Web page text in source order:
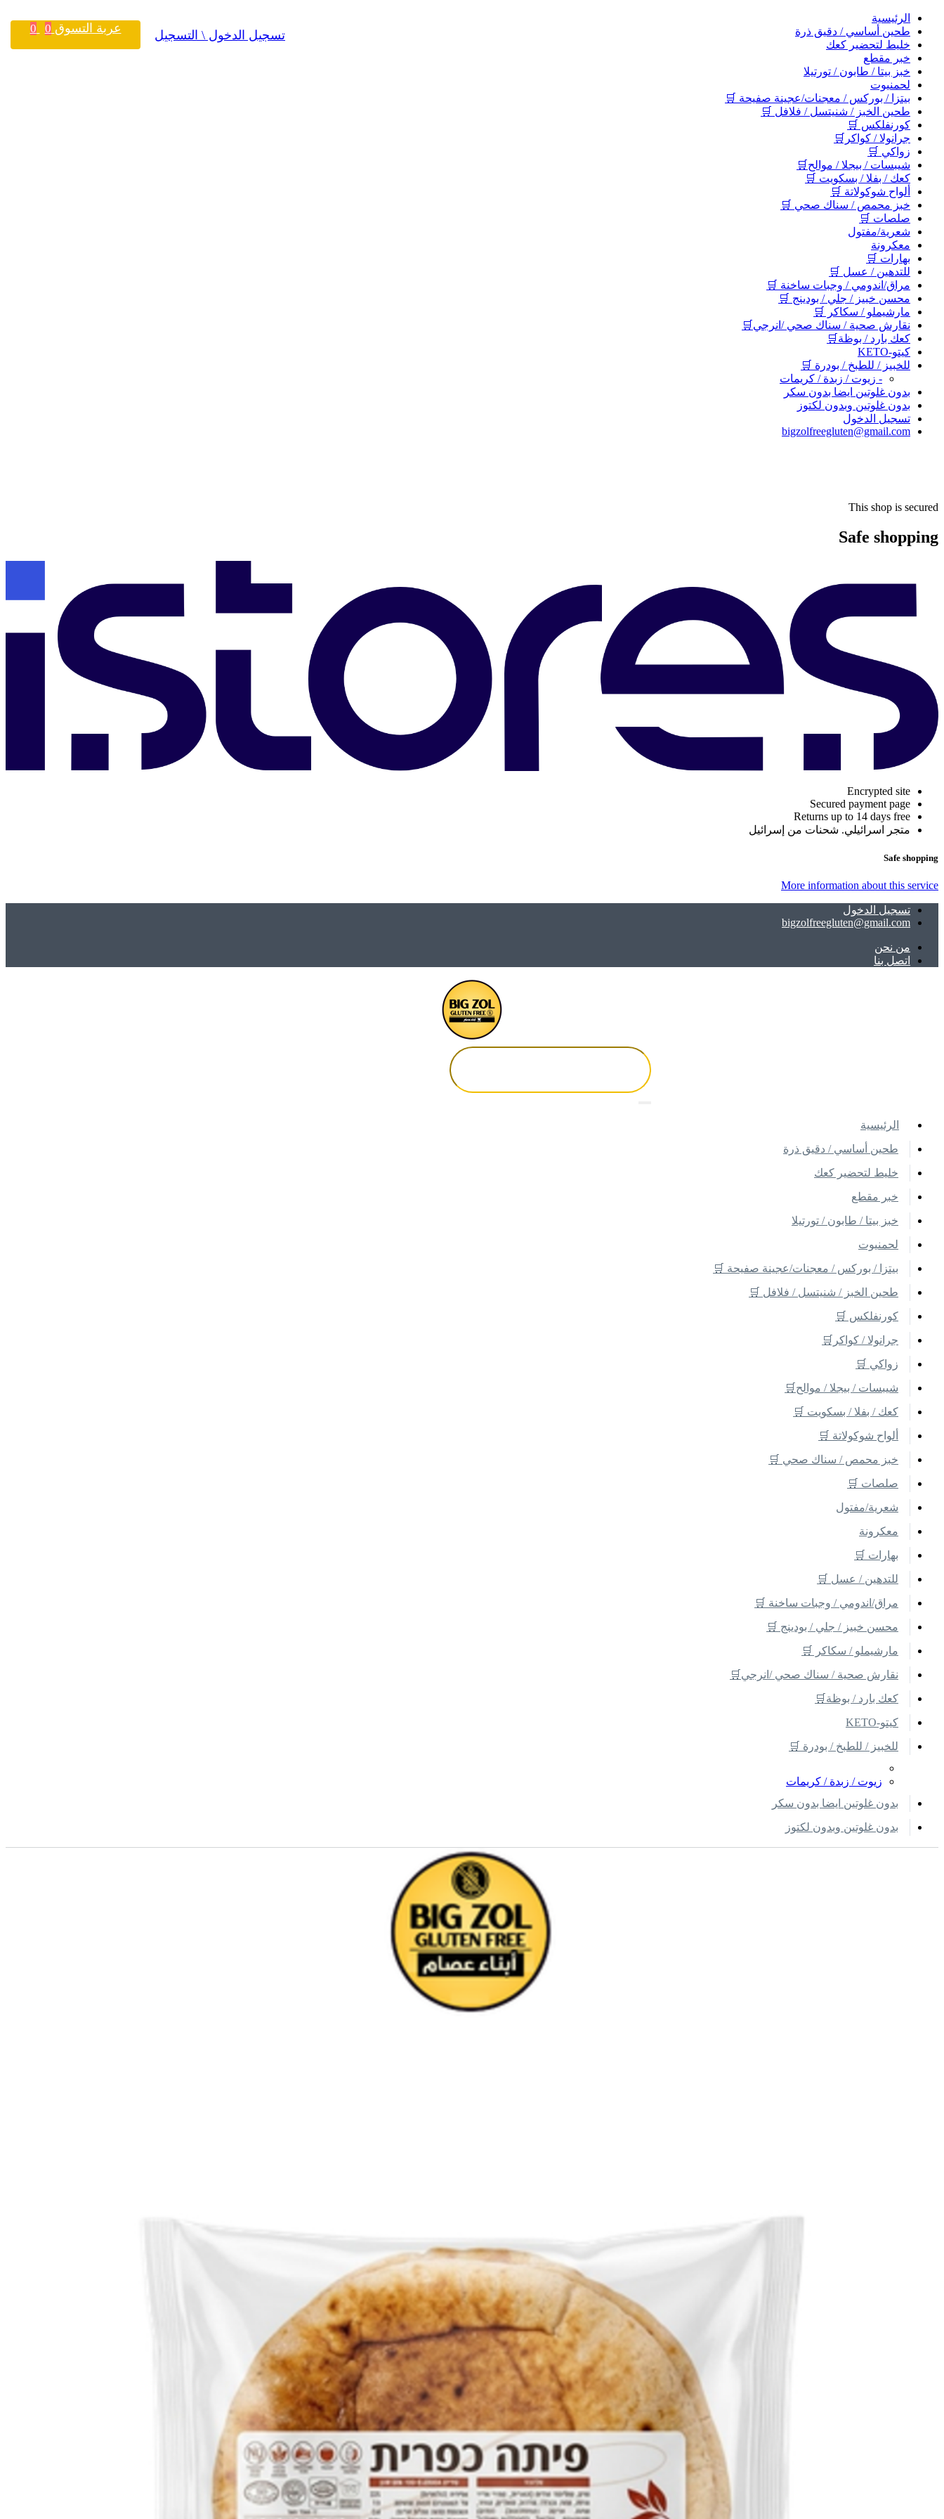
اﻟﺮﺋﻴﺴﻴﺔ
طحين أساسي / دقيق ذرة
خليط لتحضير كعك
خبر مقطع
خبز بيتا / طابون / تورتيلا
لحمنيوت
بيتزا / بوركس / معجنات/عجينة صفيحة 🛒
طحين الخبز / شنيتسل / فلافل 🛒
كورنفلكس 🛒
جرانولا / كواكر🛒
زواكي 🛒
شيبسات / بيجلا / موالح🛒
كعك / بفلا / بسكويت 🛒
ألواح شوكولاتة 🛒
خبز محمص / سناك صحي 🛒
صلصات 🛒
شعرية/مفتول
معكرونة
بهارات 🛒
للتدهين / عسل 🛒
مراق/اندومي / وجبات ساخنة 🛒
محسن خبيز / جلي / بودينج 🛒
مارشيملو / سكاكر 🛒
نقارش صحية / سناك صحي /انرجي🛒
كعك بارد / بوظة🛒
كيتو-KETO
للخبيز / للطبخ / بودرة 🛒
- زيوت / زبدة / كريمات
بدون غلوتين ايضا بدون سكر
بدون غلوتين وبدون لكتوز
تسجيل الدخول
bigzolfreegluten@gmail.com
This shop is secured
Safe shopping
Encrypted site
Secured payment page
Returns up to 14 days free
متجر اسرائيلي. شحنات من إسرائيل
Safe shopping
More information about this service
تسجيل الدخول
bigzolfreegluten@gmail.com
ﻣﻦ ﻧﺤﻦ
اتصل بنا
تسجيل الدخول \ التسجيل عربة التسوق 0
0
اﻟﺮﺋﻴﺴﻴﺔ
طحين أساسي / دقيق ذرة
خليط لتحضير كعك
خبر مقطع
خبز بيتا / طابون / تورتيلا
لحمنيوت
بيتزا / بوركس / معجنات/عجينة صفيحة 🛒
طحين الخبز / شنيتسل / فلافل 🛒
كورنفلكس 🛒
جرانولا / كواكر🛒
زواكي 🛒
شيبسات / بيجلا / موالح🛒
كعك / بفلا / بسكويت 🛒
ألواح شوكولاتة 🛒
خبز محمص / سناك صحي 🛒
صلصات 🛒
شعرية/مفتول
معكرونة
بهارات 🛒
للتدهين / عسل 🛒
مراق/اندومي / وجبات ساخنة 🛒
محسن خبيز / جلي / بودينج 🛒
مارشيملو / سكاكر 🛒
نقارش صحية / سناك صحي /انرجي🛒
كعك بارد / بوظة🛒
كيتو-KETO
للخبيز / للطبخ / بودرة 🛒
زيوت / زبدة / كريمات
بدون غلوتين ايضا بدون سكر
بدون غلوتين وبدون لكتوز